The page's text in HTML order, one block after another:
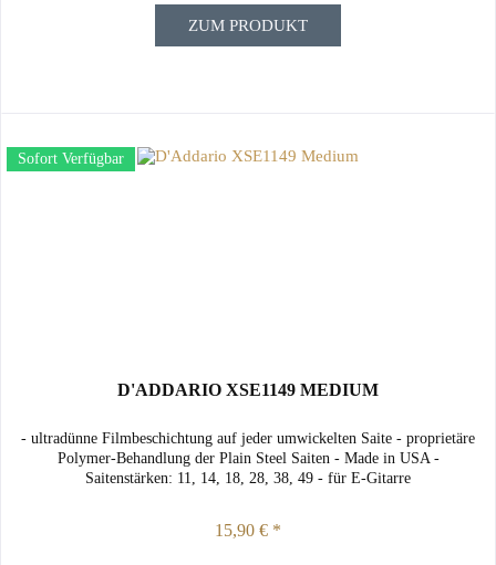
ZUM PRODUKT
Sofort Verfügbar
D'ADDARIO XSE1149 MEDIUM
- ultradünne Filmbeschichtung auf jeder umwickelten Saite - proprietäre
Polymer-Behandlung der Plain Steel Saiten - Made in USA -
Saitenstärken: 11, 14, 18, 28, 38, 49 - für E-Gitarre
15,90 € *